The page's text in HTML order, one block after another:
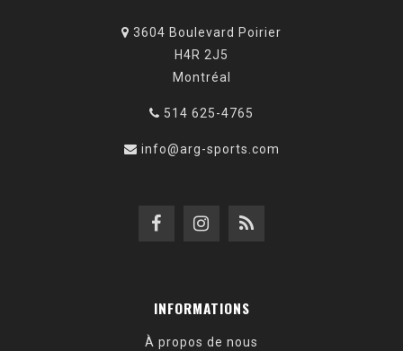
3604 Boulevard Poirier
H4R 2J5
Montréal
514 625-4765
info@arg-sports.com
INFORMATIONS
À propos de nous